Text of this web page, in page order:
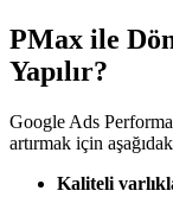
PMax ile
Yapılır?
Google Ads
artırmak için
Kaliteli